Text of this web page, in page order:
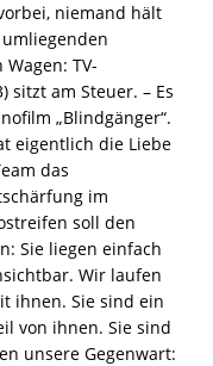
niemand hält
TV-
sitzt am Steuer. – Es
„Blindgänger“.
eigentlich die Liebe
das
im
soll den
Sie liegen einfach
Wir laufen
ihnen. Sie sind ein
von ihnen. Sie sind
unsere Gegenwart: